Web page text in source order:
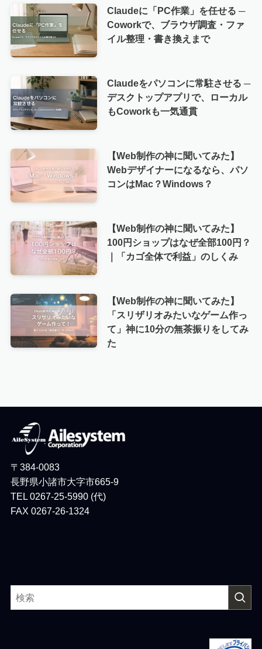
Claudeに「PC作業」を任せる ─
Coworkで、ブラウザ調査・ファ
イル整理・書き換えまで
Claudeをパソコンに常駐させる ─
デスクトップアプリで、ローカル
もCoworkも一気通貫
【Web制作の神に聞いてみた】
Webデザイナーになるなら、パソ
コンはMac？Windows？
【Web制作の神に聞いてみた】
100円ショップはなぜ全部100円？
｜「カゴ全体で利益」のしくみ
【Web制作の神に聞いてみた】
「スリザリオみたいなゲーム作っ
て」神に10分の無茶振りをしてみ
た
〒384-0083
長野県小諸市大字市665-9
TEL 0267-25-5990 (代)
FAX 0267-26-1324